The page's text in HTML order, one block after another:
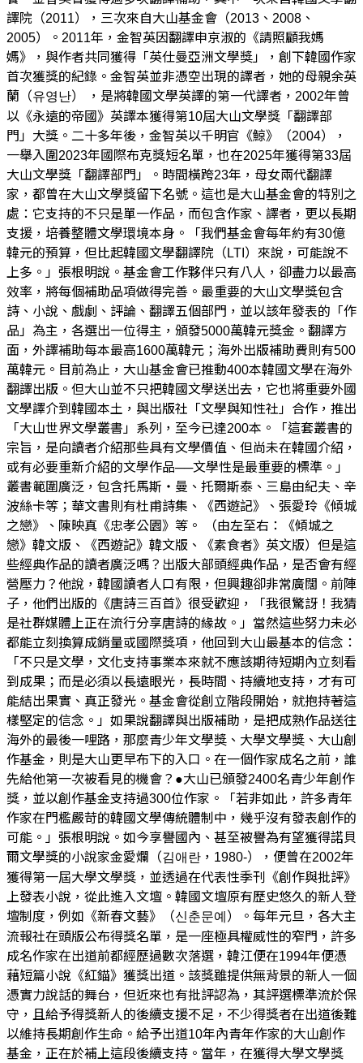
譯院（2011），三次來自大山基金會（2013、2008、
2005）。2011年，金智英因翻譯申京淑的《請照顧我媽
媽》，與作者共同獲得「英仕曼亞洲文學獎」，創下韓國作家
首次獲獎的紀錄。金智英並非憑空出現的譯者，她的母親余英
蘭（유영난） ，是將韓國文學英譯的第一代譯者，2002年曾
以《永遠的帝國》英譯本獲得第10屆大山文學獎「翻譯部
門」大獎。二十多年後，金智英以千明官《鯨》（2004），
一舉入圍2023年國際布克獎短名單，也在2025年獲得第33屆
大山文學獎「翻譯部門」。時間橫跨23年，母女兩代翻譯
家，都曾在大山文學獎留下名號。這也是大山基金會的特別之
處：它支持的不只是單一作品，而包含作家、譯者，更以長期
支援，培養整體文學環境本身。「我們基金會每年約有30億
韓元的預算，但比起韓國文學翻譯院（LTI）來說，可能說不
上多。」張根明說。基金會工作夥伴只有八人，卻盡力以最高
效率，將每個補助品項做得完善。最重要的大山文學獎包含
詩、小說、戲劇、評論、翻譯五個部門，並以該年發表的「作
品」為主，各選出一位得主，頒發5000萬韓元獎金。翻譯方
面，外譯補助每本最高1600萬韓元；海外出版補助費則有500
萬韓元。目前為止，大山基金會已推動400本韓國文學在海外
翻譯出版。但大山並不只把韓國文學送出去，它也將重要外國
文學譯介到韓國本土，與出版社「文學與知性社」合作，推出
「大山世界文學叢書」系列，至今已達200本。「這套叢書的
宗旨，是向讀者介紹那些具有文學價值、但尚未在韓國介紹，
或有必要重新介紹的文學作品──文學性是最重要的標準。」
叢書範圍廣泛，包含托馬斯・曼、托爾斯泰、三島由紀夫、辛
波絲卡等；華文書則有杜甫詩集、《西遊記》、張愛玲《傾城
之戀》、陳映真《忠孝公園》等。 （由左至右：《傾城之
戀》韓文版、《西遊記》韓文版、《素食者》英文版）但是這
些經典作品的讀者廣泛嗎？出版大部頭經典作品，是否會有經
營壓力？他說，韓國讀者人口有限，但興趣卻非常廣闊。前陣
子，他們出版的《唐詩三百首》很受歡迎，「我很驚訝！我猜
是社群媒體上正在流行分享唐詩的緣故。」當然這些努力未必
都能立刻換算成銷量或國際獎項，他回到大山最基本的信念：
「不只是文學，文化支持事業本來就不應該期待短期內立刻看
到成果；而是必須以長遠眼光，長時間、持續地支持，才有可
能結出果實、真正發光。基金會從創立階段開始，就抱持著這
樣堅定的信念。」如果說翻譯與出版補助，是把成熟作品送往
海外的最後一哩路，那麼青少年文學獎、大學文學獎、大山創
作基金，則是大山更早布下的入口。在一個作家成名之前，誰
先給他第一次被看見的機會？●大山已頒發2400名青少年創作
獎，並以創作基金支持過300位作家。「若非如此，許多青年
作家在門檻嚴苛的韓國文學傳統體制中，幾乎沒有發表創作的
可能。」張根明說。如今享譽國內、甚至被譽為有望獲得諾貝
爾文學獎的小說家金愛爛（김애란，1980-），便曾在2002年
獲得第一屆大學文學獎，並透過在代表性季刊《創作與批評》
上發表小說，從此進入文壇。韓國文壇原有歷史悠久的新人登
壇制度，例如《新春文藝》（신춘문예）。每年元旦，各大主
流報社在頭版公布得獎名單，是一座極具權威性的窄門，許多
成名作家在出道前都經歷過數次落選，韓江便在1994年便憑
藉短篇小說《紅錨》獲獎出道。該獎雖提供無背景的新人一個
憑實力說話的舞台，但近來也有批評認為，其評選標準流於保
守，且給予得獎新人的後續支援不足，不少得獎者在出道後難
以維持長期創作生命。給予出道10年內青年作家的大山創作
基金，正在於補上這段後續支持。當年，在獲得大學文學獎